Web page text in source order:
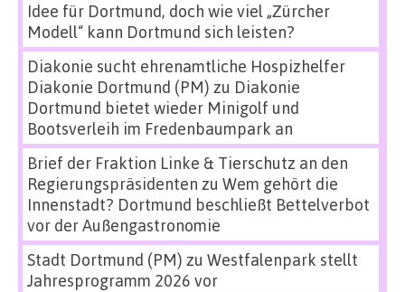
Idee für Dortmund, doch wie viel „Zürcher
Modell“ kann Dortmund sich leisten?
Diakonie sucht ehrenamtliche Hospizhelfer
Diakonie Dortmund (PM) zu Diakonie
Dortmund bietet wieder Minigolf und
Bootsverleih im Fredenbaumpark an
Brief der Fraktion Linke & Tierschutz an den
Regierungspräsidenten zu Wem gehört die
Innenstadt? Dortmund beschließt Bettelverbot
vor der Außengastronomie
Stadt Dortmund (PM) zu Westfalenpark stellt
Jahresprogramm 2026 vor